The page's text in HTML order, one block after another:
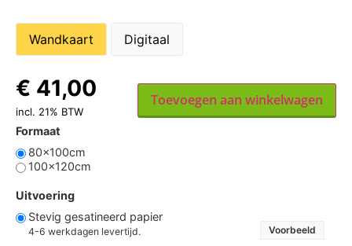
Wandkaart Digitaal
Formaat
80x100cm
100x120cm
Uitvoering
Stevig gesatineerd papier
4-6 werkdagen levertijd. Voorbeeld
€ 41,00
incl. 21% BTW
Toevoegen aan winkelwagen